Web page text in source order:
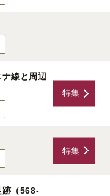
線と周辺
特集
特集
跡（568-